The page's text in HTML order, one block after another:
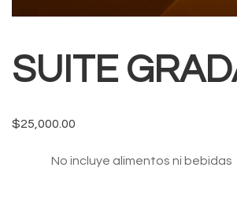
SUITE
$25,000.00
No incluye alimentos ni bebidas